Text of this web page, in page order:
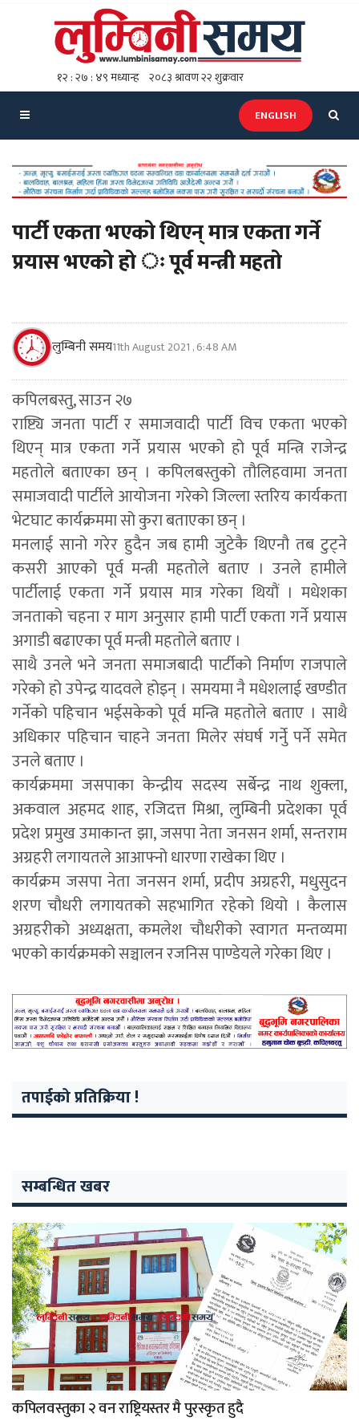
ENGLISH
पार्टी एकता भएको थिएन् मात्र एकता गर्ने
प्रयास भएको हो ः पूर्व मन्त्री महतो
लुम्बिनी समय11th August 2021 , 6:48 AM
कपिलबस्तु, साउन २७
राष्ट्यि जनता पार्टी र समाजवादी पार्टी विच एकता भएको
थिएन् मात्र एकता गर्ने प्रयास भएको हो पूर्व मन्त्रि राजेन्द्र
महतोले बताएका छन् । कपिलबस्तुको तौलिहवामा जनता
समाजवादी पार्टीले आयोजना गरेको जिल्ला स्तरिय कार्यकता
भेटघाट कार्यक्रममा सो कुरा बताएका छन् ।
मनलाई सानो गरेर हुदैन जब हामी जुटेकै थिएनौ तब टुट्ने
कसरी आएको पूर्व मन्त्री महतोले बताए । उनले हामीले
पार्टीलाई एकता गर्ने प्रयास मात्र गरेका थियौं । मधेशका
जनताको चहना र माग अनुसार हामी पार्टी एकता गर्ने प्रयास
अगाडी बढाएका पूर्व मन्त्री महतोले बताए ।
साथै उनले भने जनता समाजबादी पार्टीको निर्माण राजपाले
गरेको हो उपेन्द्र यादवले होइन् । समयमा नै मधेशलाई खण्डीत
गर्नेको पहिचान भईसकेको पूर्व मन्त्रि महतोले बताए । साथै
अधिकार पहिचान चाहने जनता मिलेर संघर्ष गर्नेु पर्ने समेत
उनले बताए ।
कार्यक्रममा जसपाका केन्द्रीय सदस्य सर्बेन्द्र नाथ शुक्ला,
अकवाल अहमद शाह, रजिदत्त मिश्रा, लुम्बिनी प्रदेशका पूर्व
प्रदेश प्रमुख उमाकान्त झा, जसपा नेता जनसन शर्मा, सन्तराम
अग्रहरी लगायतले आआफ्नो धारणा राखेका थिए ।
कार्यक्रम जसपा नेता जनसन शर्मा, प्रदीप अग्रहरी, मधुसुदन
शरण चौधरी लगायतको सहभागित रहेको थियो । कैलास
अग्रहरीको अध्यक्षता, कमलेश चौधरीको स्वागत मन्तव्यमा
भएको कार्यक्रमको सञ्चालन रजनिस पाण्डेयले गरेका थिए ।
तपाईको प्रतिक्रिया !
सम्बन्धित खबर
कपिलवस्तुका २ वन राष्ट्रियस्तर मै पुरस्कृत हुदै